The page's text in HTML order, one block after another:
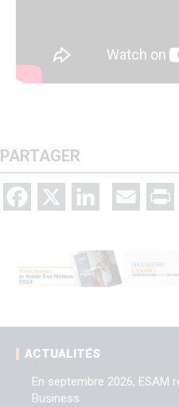
PARTAGER
Facebook LinkedIn Email
ACTUALITÉS
En septembre 2026, ESAM
Business